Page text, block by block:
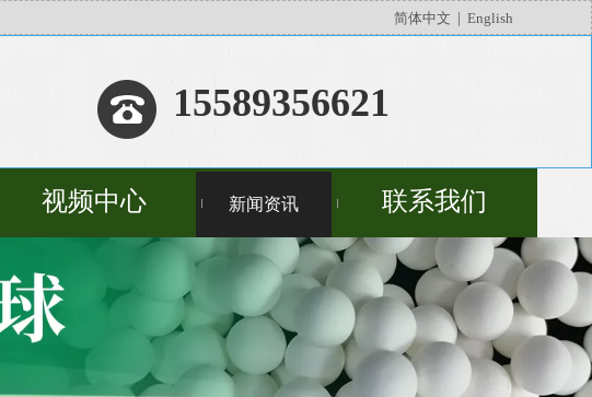
简体中文 English
15589356621
视频中心 新闻资讯 联系我们